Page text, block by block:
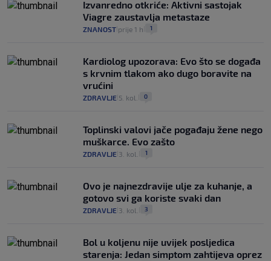
Izvanredno otkriće: Aktivni sastojak
Viagre zaustavlja metastaze
ZNANOST prije 1 h 1
Kardiolog upozorava: Evo što se događa
s krvnim tlakom ako dugo boravite na
vrućini
ZDRAVLJE 5. kol. 0
Toplinski valovi jače pogađaju žene nego
muškarce. Evo zašto
ZDRAVLJE 3. kol. 1
Ovo je najnezdravije ulje za kuhanje, a
gotovo svi ga koriste svaki dan
ZDRAVLJE 3. kol. 3
Bol u koljenu nije uvijek posljedica
starenja: Jedan simptom zahtijeva oprez